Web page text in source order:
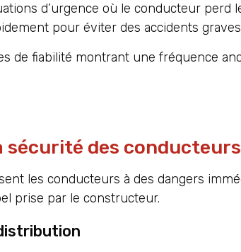
d’urgence où le conducteur perd
pour éviter des accidents
de fiabilité montrant une fréquence
des conducteurs
les conducteurs à des dangers
prise par le constructeur.